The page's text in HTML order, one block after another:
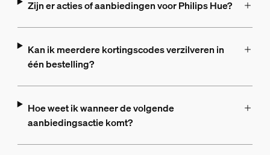
Zijn er acties of aanbiedingen voor Philips Hue?
Kan ik meerdere kortingscodes verzilveren in
één bestelling?
Hoe weet ik wanneer de volgende
aanbiedingsactie komt?